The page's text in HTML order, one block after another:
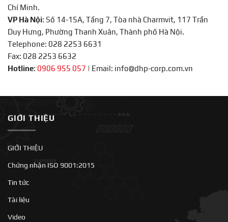
Chí Minh.
VP Hà Nội: Số 14-15A, Tầng 7, Tòa nhà Charmvit, 117 Trần
Duy Hưng, Phường Thanh Xuân, Thành phố Hà Nội.
Telephone: 028 2253 6631
Fax: 028 2253 6632
Hotline: 0906 955 057 | Email: info@dhp-corp.com.vn
GIỚI THIỆU
GIỚI THIỆU
Chứng nhận ISO 9001:2015
Tin tức
Tài liệu
Video